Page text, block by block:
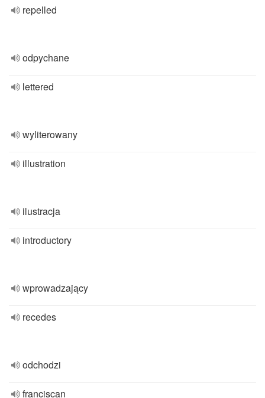
repelled
odpychane
lettered
wyliterowany
illustration
ilustracja
introductory
wprowadzający
recedes
odchodzi
franciscan